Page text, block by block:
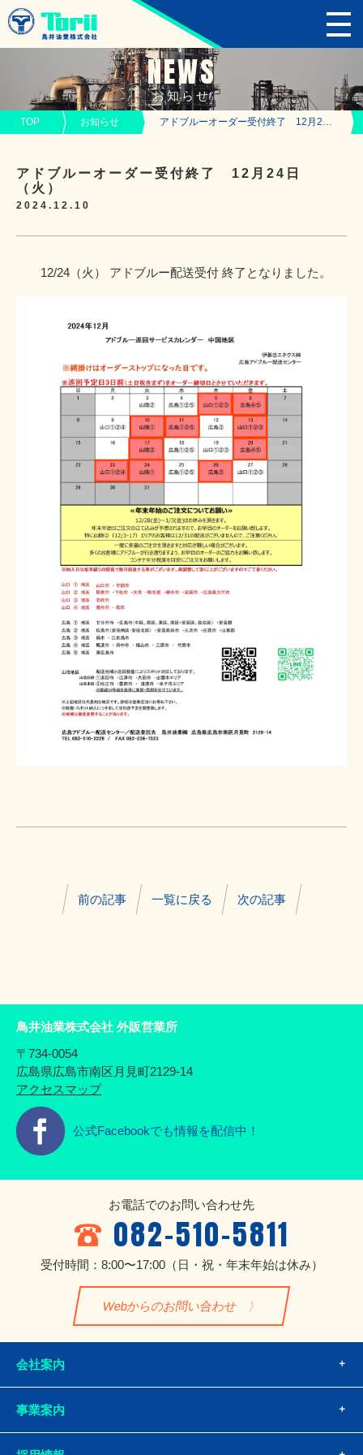
NEWS
お知らせ
TOP お知らせ アドブルーオーダー受付終了 12月24日（火）
アドブルーオーダー受付終了 12月24日
（火）
2024.12.10
12/24（火） アドブルー配送受付 終了となりました。
前の記事 一覧に戻る 次の記事
鳥井油業株式会社 外販営業所
〒734-0054
広島県広島市南区月見町2129-14
アクセスマップ
公式Facebookでも情報を配信中！
お電話でのお問い合わせ先
082-510-5811
受付時間：8:00〜17:00（日・祝・年末年始は休み）
Webからのお問い合わせ
会社案内
事業案内